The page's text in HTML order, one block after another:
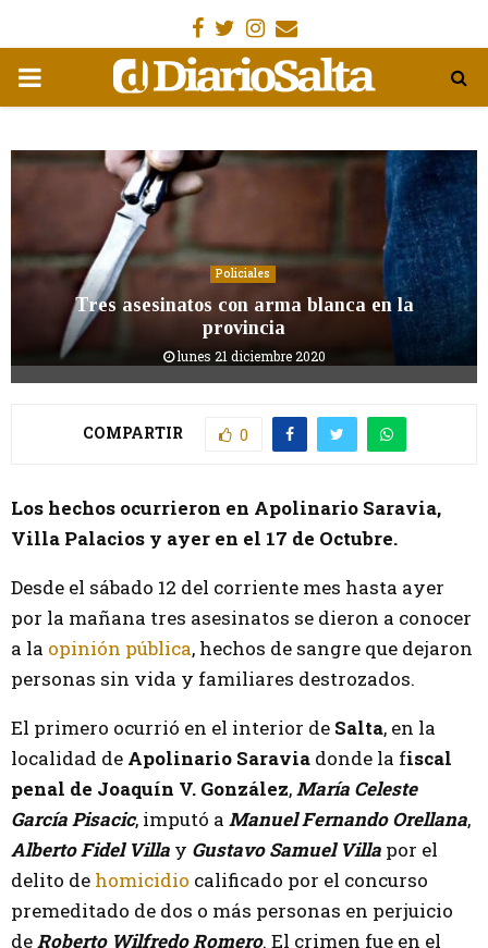
Facebook
Gorjeo
Instagram
Email
MENÚ
Policiales
Tres asesinatos con arma blanca en la
provincia
lunes 21 diciembre 2020
COMPARTIR 0
Los hechos ocurrieron en Apolinario Saravia,
Villa Palacios y ayer en el 17 de Octubre.
Desde el sábado 12 del corriente mes hasta ayer
por la mañana tres asesinatos se dieron a conocer
a la opinión pública, hechos de sangre que dejaron
personas sin vida y familiares destrozados.
El primero ocurrió en el interior de Salta, en la
localidad de Apolinario Saravia donde la fiscal
penal de Joaquín V. González,María Celeste
García Pisacic, imputó a Manuel Fernando Orellana,
Alberto Fidel Villa y Gustavo Samuel Villa por el
delito de homicidio calificado por el concurso
premeditado de dos o más personas en perjuicio
deRoberto Wilfredo Romero. El crimen fue en el